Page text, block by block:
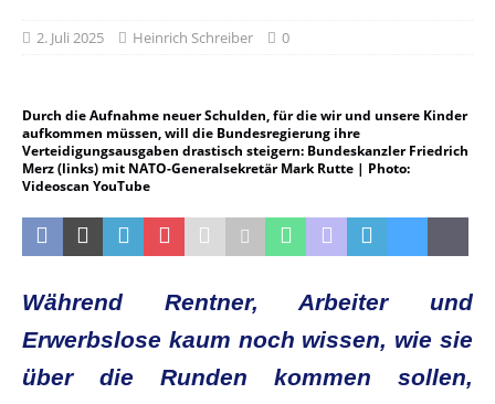
2. Juli 2025 Heinrich Schreiber 0
Durch die Aufnahme neuer Schulden, für die wir und unsere Kinder
aufkommen müssen, will die Bundesregierung ihre
Verteidigungsausgaben drastisch steigern: Bundeskanzler Friedrich
Merz (links) mit NATO-Generalsekretär Mark Rutte | Photo:
Videoscan YouTube
Während Rentner, Arbeiter und
Erwerbslose kaum noch wissen, wie sie
über die Runden kommen sollen,